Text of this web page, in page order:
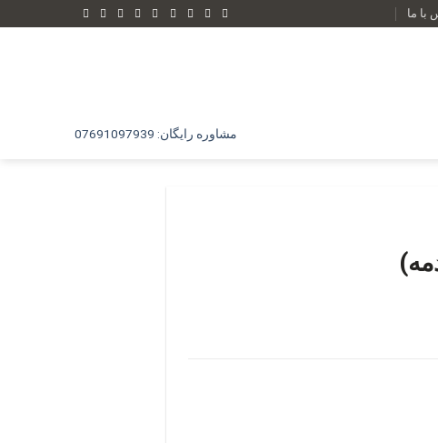
با ما
مشاوره رایگان: 07691097939